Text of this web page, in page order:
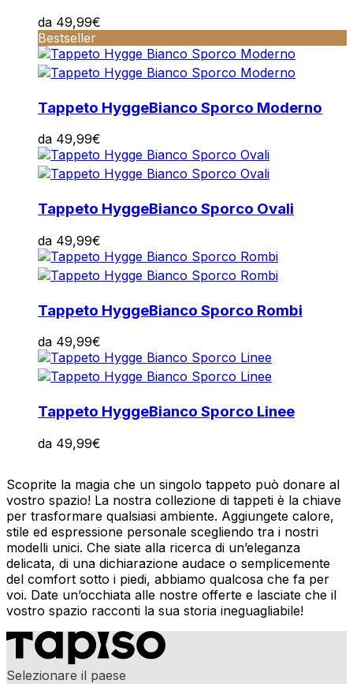
da 49,99€
Bestseller
Tappeto HyggeBianco Sporco Moderno
da 49,99€
Tappeto HyggeBianco Sporco Ovali
da 49,99€
Tappeto HyggeBianco Sporco Rombi
da 49,99€
Tappeto HyggeBianco Sporco Linee
da 49,99€
Scoprite la magia che un singolo tappeto può donare al
vostro spazio! La nostra collezione di tappeti è la chiave
per trasformare qualsiasi ambiente. Aggiungete calore,
stile ed espressione personale scegliendo tra i nostri
modelli unici. Che siate alla ricerca di un’eleganza
delicata, di una dichiarazione audace o semplicemente
del comfort sotto i piedi, abbiamo qualcosa che fa per
voi. Date un’occhiata alle nostre offerte e lasciate che il
vostro spazio racconti la sua storia ineguagliabile!
Selezionare il paese